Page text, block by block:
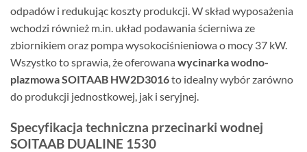
odpadów i redukując koszty produkcji. W skład wyposażenia
wchodzi również m.in. układ podawania ścierniwa ze
zbiornikiem oraz pompa wysokociśnieniowa o mocy 37 kW.
Wszystko to sprawia, że oferowana wycinarka wodno-
plazmowa SOITAAB HW2D3016to idealny wybór zarówno
do produkcji jednostkowej, jak i seryjnej.
Specyfikacja techniczna przecinarki wodnej
SOITAAB DUALINE 1530